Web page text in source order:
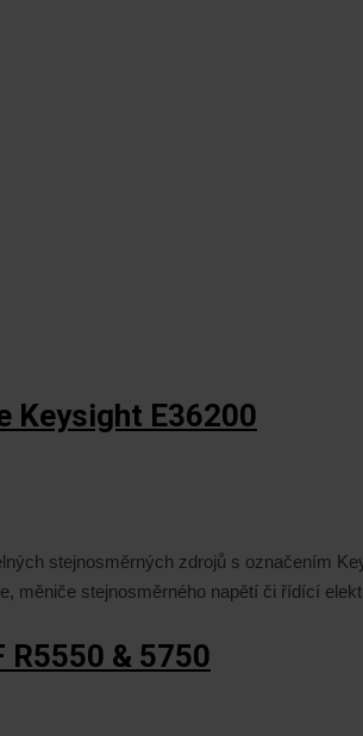
Keysight E36200
stejnosměrných zdrojů s označením
měniče stejnosměrného napětí či řídící
& 5750